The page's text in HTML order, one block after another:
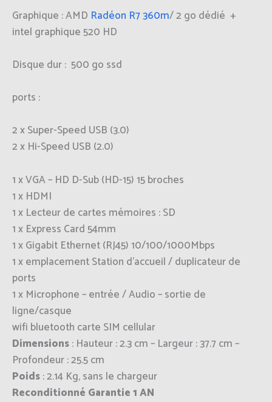
Graphique : AMD Radéon R7 360m/ 2 go dédié +
intel graphique 520 HD
Disque dur : 500 go ssd
ports :
2 x Super-Speed USB (3.0)
2 x Hi-Speed USB (2.0)
1 x VGA – HD D-Sub (HD-15) 15 broches
1 x HDMI
1 x Lecteur de cartes mémoires : SD
1 x Express Card 54mm
1 x Gigabit Ethernet (RJ45) 10/100/1000Mbps
1 x emplacement Station d’accueil / duplicateur de
ports
1 x Microphone – entrée / Audio – sortie de
ligne/casque
wifi bluetooth carte SIM cellular
Dimensions: Hauteur : 2.3 cm – Largeur : 37.7 cm –
Profondeur : 25.5 cm
Poids: 2.14 Kg, sans le chargeur
Reconditionné Garantie 1 AN